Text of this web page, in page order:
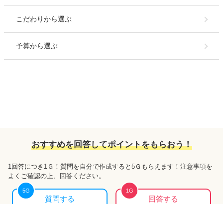
こだわりから選ぶ
予算から選ぶ
おすすめを回答してポイントをもらおう！
1回答につき 1Ｇ ！質問を自分で作成すると 5Ｇ もらえます！注意事項を
よくご確認の上、回答ください。
5G
質問する
1G
回答する